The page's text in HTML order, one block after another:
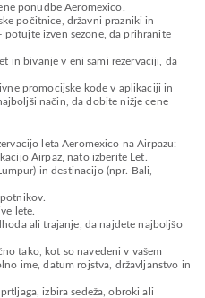
ponudbe Aeromexico.
počitnice, državni prazniki in
izven sezone, da prihranite
in bivanje v eni sami rezervaciji, da
promocijske kode v aplikaciji in
način, da dobite nižje cene
leta Aeromexico na Airpazu:
Airpaz, nato izberite Let.
in destinacijo (npr. Bali,
lete.
ali trajanje, da najdete najboljšo
tako, kot so navedeni v vašem
ime, datum rojstva, državljanstvo in
izbira sedeža, obroki ali